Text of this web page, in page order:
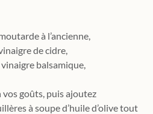
à l’ancienne,
de cidre,
balsamique,
vos goûts, puis ajoutez
à soupe d’huile d’olive tout